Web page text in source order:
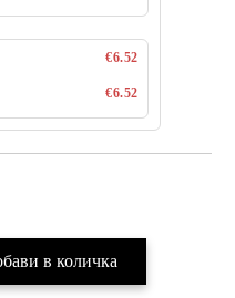
€6.52
€6.52